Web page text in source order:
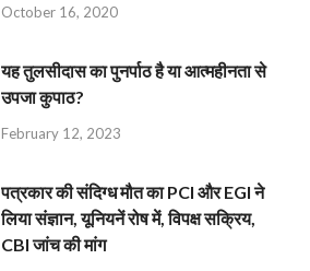
October 16, 2020
यह तुलसीदास का पुनर्पाठ है या आत्महीनता से
उपजा कुपाठ?
February 12, 2023
पत्रकार की संदिग्ध मौत का PCI और EGI ने
लिया संज्ञान, यूनियनें रोष में, विपक्ष सक्रिय,
CBI जांच की मांग